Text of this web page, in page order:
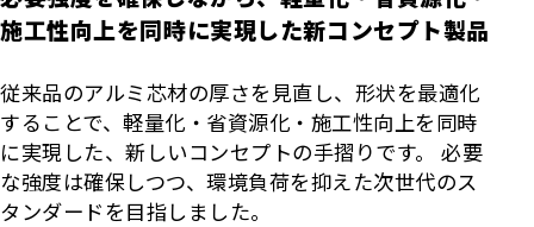
施工性向上を同時に実現した新コンセプト製品
従来品のアルミ芯材の厚さを見直し、形状を最適化
することで、軽量化・省資源化・施工性向上を同時
に実現した、新しいコンセプトの手摺りです。 必要
な強度は確保しつつ、環境負荷を抑えた次世代のス
タンダードを目指しました。